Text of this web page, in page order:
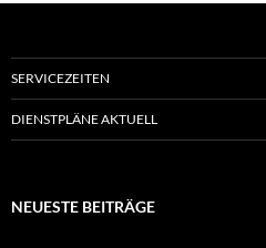
SERVICEZEITEN
DIENSTPLÄNE AKTUELL
NEUESTE BEITRÄGE